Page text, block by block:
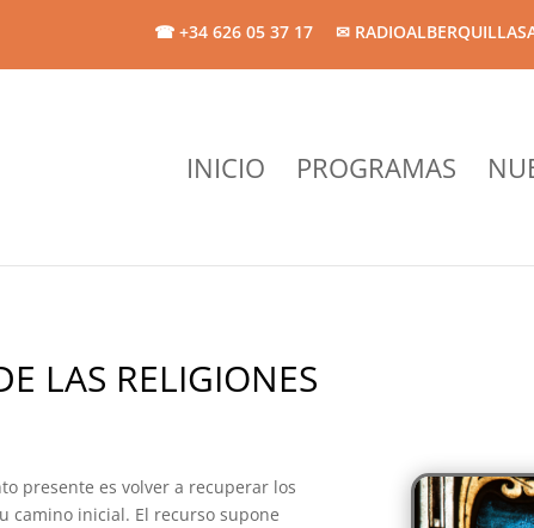
☎ +34 626 05 37 17 ✉
INICIO PROGRAMAS
LAS RELIGIONES
presente es volver a recuperar los
camino inicial. El recurso supone